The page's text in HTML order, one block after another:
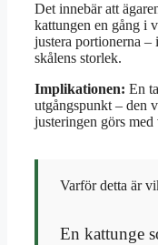
Det innebär att
kattungen en gång i
justera portionerna –
skålens storlek.
Implikationen: En
utgångspunkt – den
justeringen görs med
Varför detta är
En kattunge